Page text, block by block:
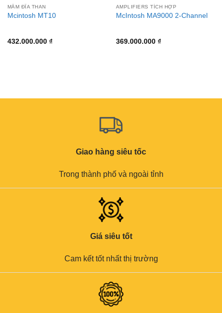
MÂM ĐĨA THAN
Mcintosh MT10
432.000.000 ₫
AMPLIFIERS TÍCH HỢP
McIntosh MA9000 2-Channel
369.000.000 ₫
Giao hàng siêu tốc
Trong thành phố và ngoài tỉnh
Giá siêu tốt
Cam kết tốt nhất thị trường